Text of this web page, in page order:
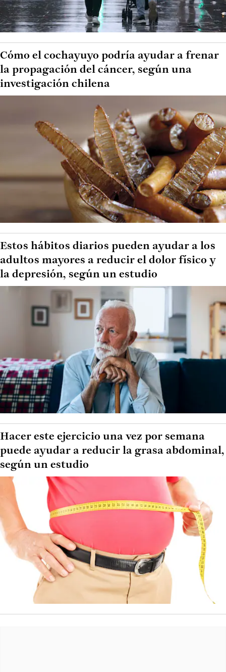
Cómo el cochayuyo podría ayudar a frenar
la propagación del cáncer, según una
investigación chilena
Estos hábitos diarios pueden ayudar a los
adultos mayores a reducir el dolor físico y
la depresión, según un estudio
Hacer este ejercicio una vez por semana
puede ayudar a reducir la grasa abdominal,
según un estudio